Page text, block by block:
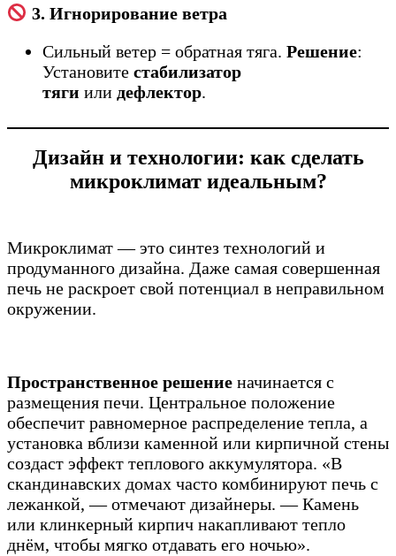
3. Игнорирование ветра
Сильный ветер = обратная тяга. Решение:
Установите стабилизатор
тяги или дефлектор.
Дизайн и технологии: как сделать
микроклимат идеальным?
Микроклимат — это синтез технологий и
продуманного дизайна. Даже самая совершенная
печь не раскроет свой потенциал в неправильном
окружении.
Пространственное решение начинается с
размещения печи. Центральное положение
обеспечит равномерное распределение тепла, а
установка вблизи каменной или кирпичной стены
создаст эффект теплового аккумулятора. «В
скандинавских домах часто комбинируют печь с
лежанкой, — отмечают дизайнеры. — Камень
или клинкерный кирпич накапливают тепло
днём, чтобы мягко отдавать его ночью».